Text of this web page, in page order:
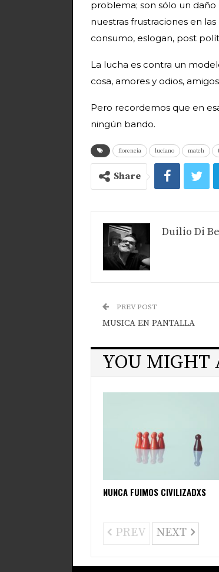
problema; son sólo un
nuestras frustraciones en
consumo, eslogan, post
La lucha es contra un
cosa, amores y odios,
Pero recordemos que en
ningún bando.
florencia luciano match
Share
Duilio Di
PREV POST
MUSICA EN PANTALLA
YOU MIGHT
NUNCA FUIMOS CIVILIZADXS
PREV NEXT